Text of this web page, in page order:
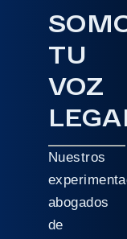
TU
VOZ
Nuestros
abogados
de